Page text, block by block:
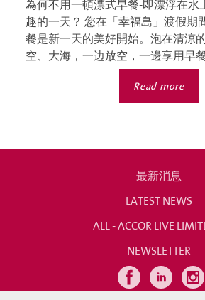
為何不用一頓漂式早餐-即漂浮在水
趣的一天？ 您在「幸福島」渡假期
餐是新一天的美好開始。泡在清涼
空、大海，一边放空，一邊享用早
Read more
最新消息
LATEST NEWS
ALL - ACCOR LIVE
NEWSLETTER